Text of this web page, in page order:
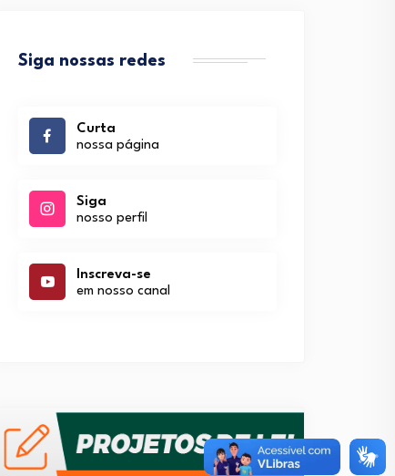
Siga nossas redes
Curta
nossa página
Siga
nosso perfil
Inscreva-se
em nosso canal